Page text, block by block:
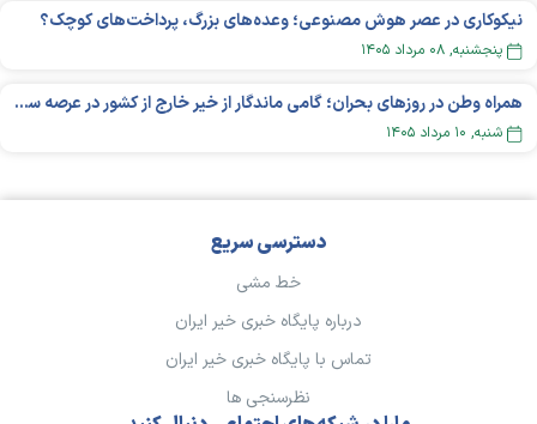
نیکوکاری در عصر هوش مصنوعی؛ وعده‌های بزرگ، پرداخت‌های کوچک؟
پنجشنبه, ۰۸ مرداد ۱۴۰۵
همراه وطن در روزهای بحران؛ گامی ماندگار از خیر خارج از کشور در عرصه سلامت
شنبه, ۱۰ مرداد ۱۴۰۵
دسترسی سریع
خط مشی
درباره پایگاه خبری خیر ایران
تماس با پایگاه خبری خیر ایران
نظرسنجی ها